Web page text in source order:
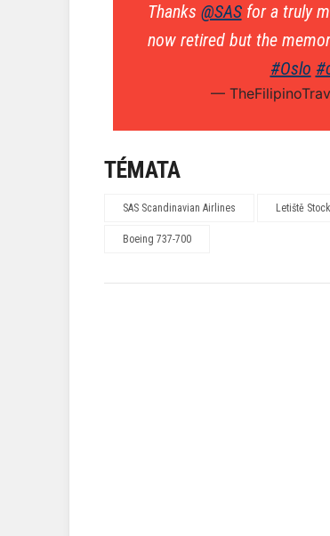
Thanks @SASfor a truly
now retired but the
#Oslo
—
TÉMATA
SAS Scandinavian Airlines Letiště
Boeing 737-700